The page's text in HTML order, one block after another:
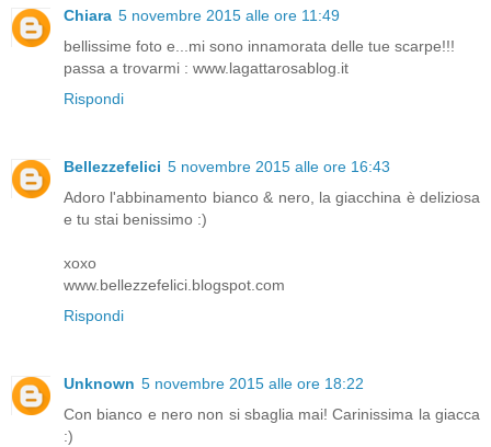
Chiara 5 novembre 2015 alle ore 11:49
bellissime foto e...mi sono innamorata delle tue scarpe!!!
passa a trovarmi : www.lagattarosablog.it
Rispondi
Bellezzefelici 5 novembre 2015 alle ore 16:43
Adoro l'abbinamento bianco & nero, la giacchina è deliziosa
e tu stai benissimo :)
xoxo
www.bellezzefelici.blogspot.com
Rispondi
Unknown 5 novembre 2015 alle ore 18:22
Con bianco e nero non si sbaglia mai! Carinissima la giacca
:)